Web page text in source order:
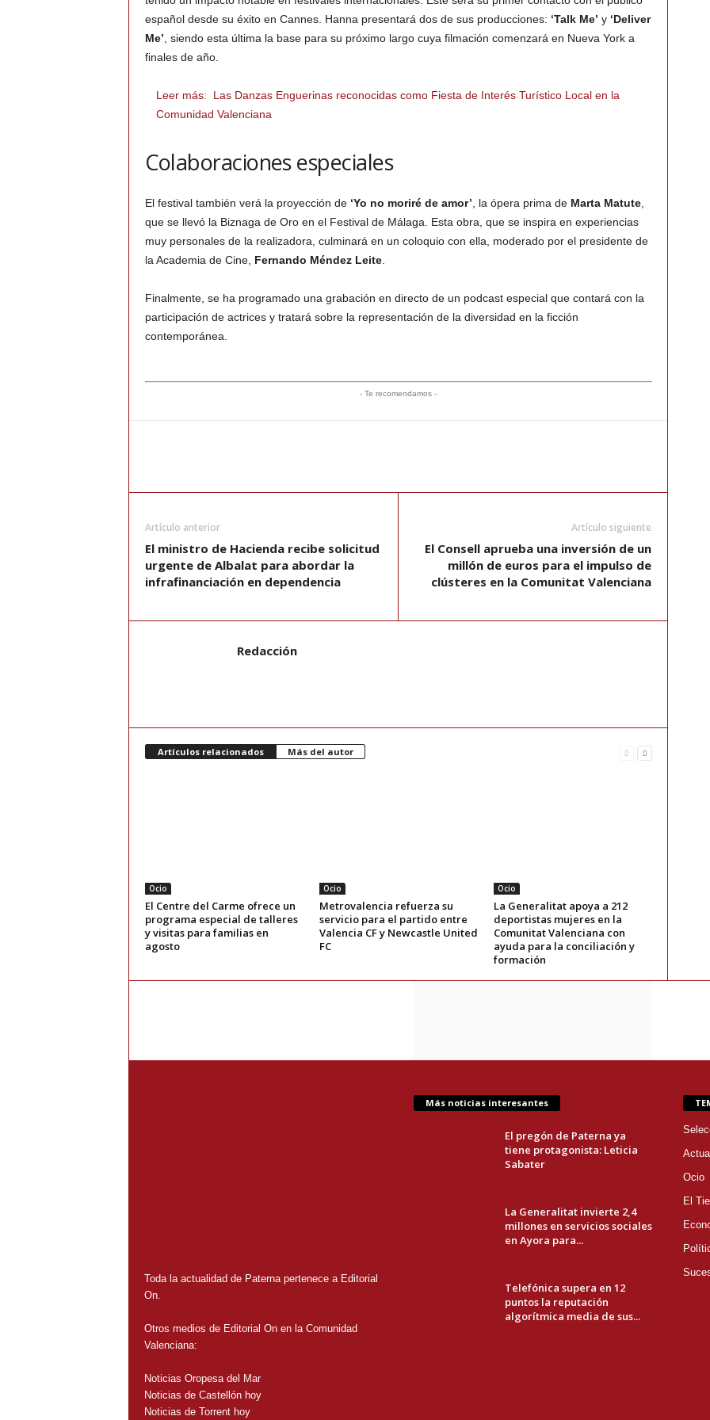
español desde su éxito en Cannes. Hanna presentará dos de sus producciones: ‘Talk Me’ y ‘Deliver
Me’, siendo esta última la base para su próximo largo cuya filmación comenzará en Nueva York a
finales de año.
Leer más:
Las Danzas Enguerinas reconocidas como Fiesta de Interés Turístico Local en la
Comunidad Valenciana
Colaboraciones especiales
El festival también verá la proyección de ‘Yo no moriré de amor’, la ópera prima de Marta Matute,
que se llevó la Biznaga de Oro en el Festival de Málaga. Esta obra, que se inspira en experiencias
muy personales de la realizadora, culminará en un coloquio con ella, moderado por el presidente de
la Academia de Cine, Fernando Méndez Leite.
Finalmente, se ha programado una grabación en directo de un podcast especial que contará con la
participación de actrices y tratará sobre la representación de la diversidad en la ficción
contemporánea.
- Te recomendamos -
Artículo anterior
El ministro de Hacienda recibe solicitud
urgente de Albalat para abordar la
infrafinanciación en dependencia
Artículo siguiente
El Consell aprueba una inversión de un
millón de euros para el impulso de
clústeres en la Comunitat Valenciana
Redacción
Artículos relacionados Más del autor
Ocio
El Centre del Carme ofrece un
programa especial de talleres
y visitas para familias en
agosto
Ocio
Metrovalencia refuerza su
servicio para el partido entre
Valencia CF y Newcastle United
FC
Ocio
La Generalitat apoya a 212
deportistas mujeres en la
Comunitat Valenciana con
ayuda para la conciliación y
formación
Toda la actualidad de Paterna pertenece a Editorial
On.
Otros medios de Editorial On en la Comunidad
Valenciana:
Noticias Oropesa del Mar
Noticias de Castellón hoy
Noticias de Torrent hoy
Más noticias interesantes
El pregón de Paterna ya
tiene protagonista: Leticia
Sabater
La Generalitat invierte 2,4
millones en servicios sociales
en Ayora para...
Telefónica supera en 12
puntos la reputación
algorítmica media de sus...
Ocio
El